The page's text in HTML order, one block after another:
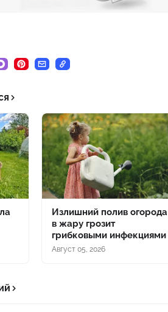
Излишний полив огорода
в жару грозит
грибковыми инфекциями
Август 05, 2026